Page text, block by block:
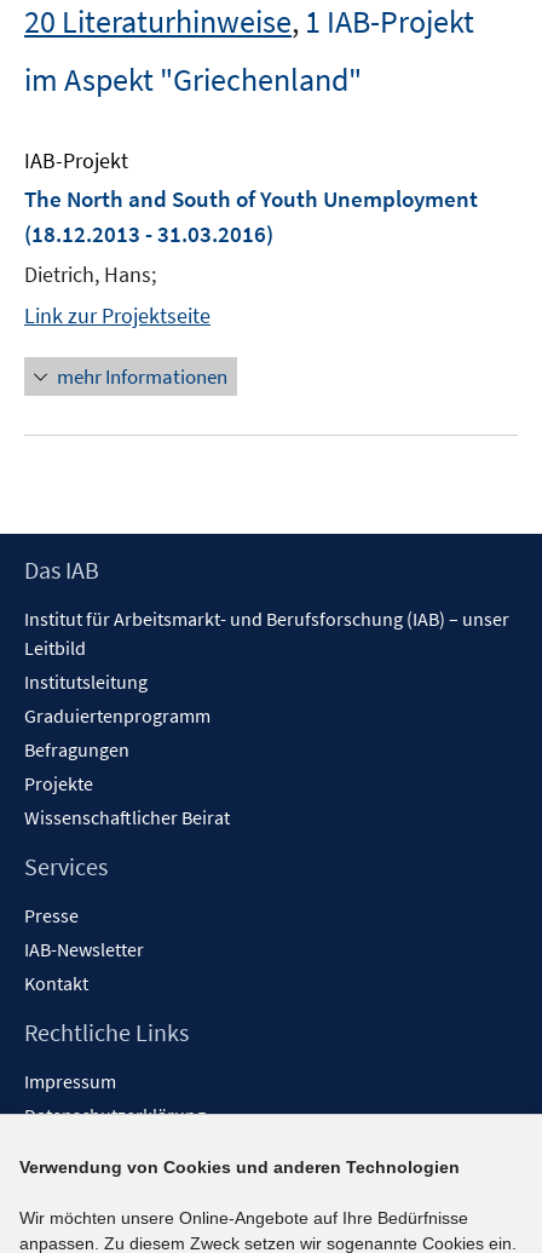
20 Literaturhinweise, 1 IAB-Projekt
im Aspekt "Griechenland"
IAB-Projekt
The North and South of Youth Unemployment
(18.12.2013 - 31.03.2016)
Dietrich, Hans;
Link zur Projektseite
mehr Informationen
Footer
Das IAB
Institut für Arbeitsmarkt- und Berufsforschung (IAB) – unser
Leitbild
Institutsleitung
Graduiertenprogramm
Befragungen
Projekte
Wissenschaftlicher Beirat
Services
Presse
IAB-Newsletter
Kontakt
Rechtliche Links
Impressum
Datenschutzerklärung
Barrieren melden
Social-Media-Kanäle
Verwendung von Cookies und anderen Technologien
Wir möchten unsere Online-Angebote auf Ihre Bedürfnisse
anpassen. Zu diesem Zweck setzen wir sogenannte Cookies ein.